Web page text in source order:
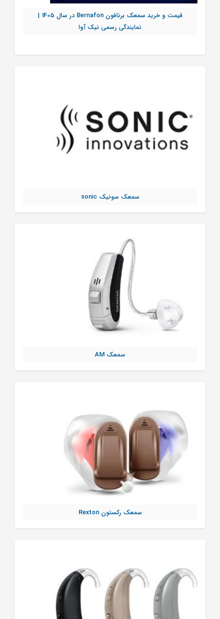
قیمت و خرید سمعک برنافون Bernafon در سال 1405 |
نمایندگی رسمی نیک آوا
سمعک سونیک sonic
سمعک AM
سمعک رکستون Rexton